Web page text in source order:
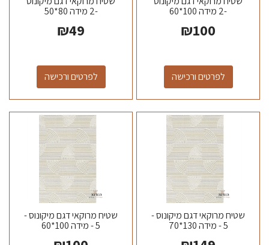
-2 מידה 100*60
₪100
לפרטים ורכישה
-2 מידה 80*50
₪49
לפרטים ורכישה
שטיח מרוקאי דגם מיקונוס -
5 - מידה 130*70
שטיח מרוקאי דגם מיקונוס -
5 - מידה 100*60